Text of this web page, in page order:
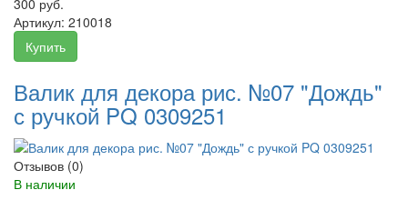
Артикул: 210018
Купить
Валик для декора рис. №07 "Дождь"
с ручкой PQ 0309251
Отзывов (0)
В наличии